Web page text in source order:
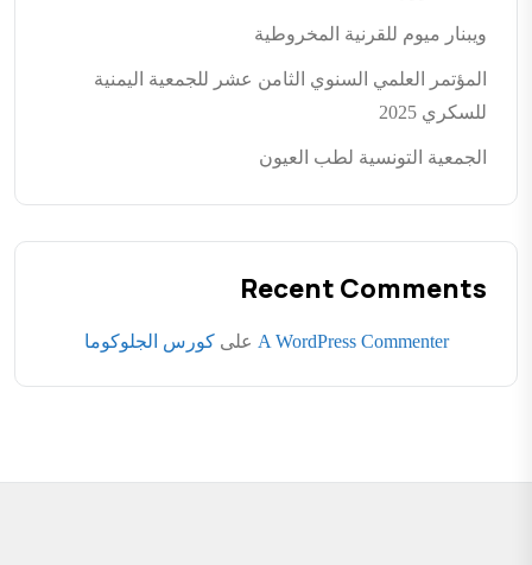
ويبنار ميوم للقرنية المخروطية
المؤتمر العلمي السنوي الثامن عشر للجمعية اليمنية
للسكري 2025
الجمعية التونسية لطب العيون
Recent Comments
A WordPress Commenter على كورس الجلوكوما